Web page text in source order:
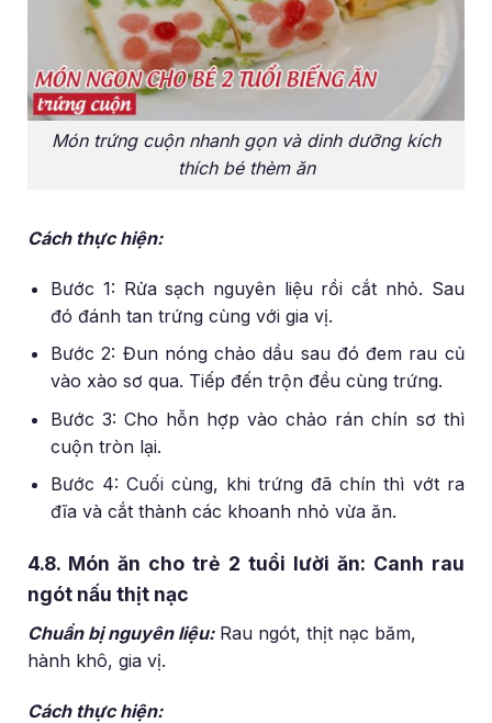
Món trứng cuộn nhanh gọn và dinh dưỡng kích
thích bé thèm ăn
Cách thực hiện:
Bước 1: Rửa sạch nguyên liệu rồi cắt nhỏ. Sau
đó đánh tan trứng cùng với gia vị.
Bước 2: Đun nóng chảo dầu sau đó đem rau củ
vào xào sơ qua. Tiếp đến trộn đều cùng trứng.
Bước 3: Cho hỗn hợp vào chảo rán chín sơ thì
cuộn tròn lại.
Bước 4: Cuối cùng, khi trứng đã chín thì vớt ra
đĩa và cắt thành các khoanh nhỏ vừa ăn.
4.8. Món ăn cho trẻ 2 tuổi lười ăn: Canh rau
ngót nấu thịt nạc
Chuẩn bị nguyên liệu:Rau ngót, thịt nạc băm,
hành khô, gia vị.
Cách thực hiện: